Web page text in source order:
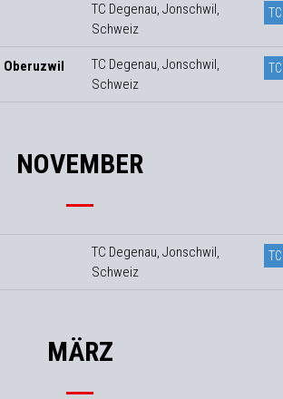
TC Degenau, Jonschwil,
Schweiz
Oberuzwil
TC Degenau, Jonschwil,
Schweiz
NOVEMBER
TC Degenau, Jonschwil,
Schweiz
MÄRZ